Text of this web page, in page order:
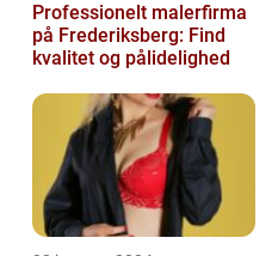
Professionelt malerfirma
på Frederiksberg: Find
kvalitet og pålidelighed